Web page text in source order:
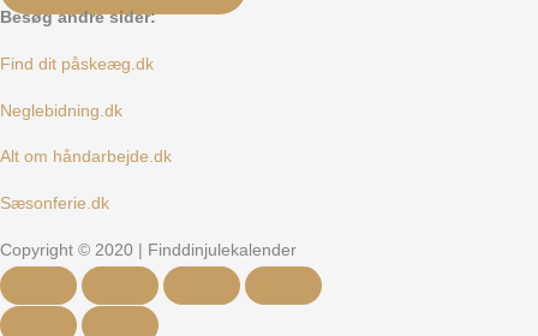
Besøg andre sider:
Find dit påskeæg.dk
Neglebidning.dk
Alt om håndarbejde.dk
Sæsonferie.dk
Copyright © 2020 | Finddinjulekalender